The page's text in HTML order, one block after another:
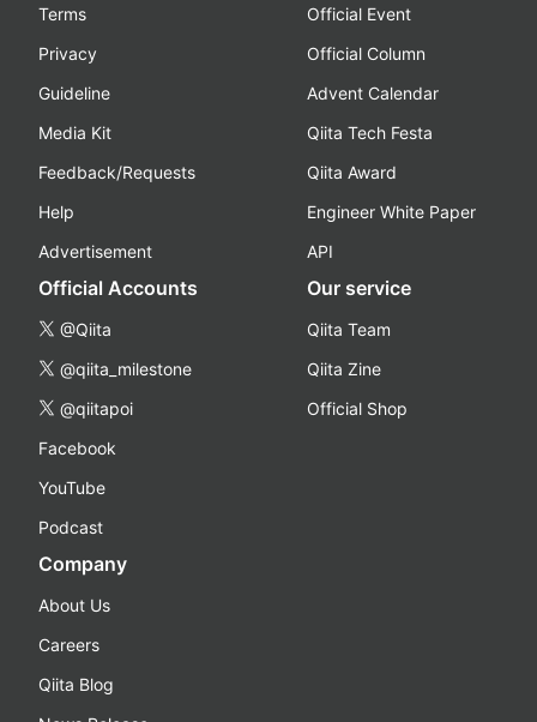
Terms
Privacy
Guideline
Media Kit
Feedback/Requests
Help
Advertisement
Official Event
Official Column
Advent Calendar
Qiita Tech Festa
Qiita Award
Engineer White Paper
API
Official Accounts
@Qiita
@qiita_milestone
@qiitapoi
Facebook
YouTube
Podcast
Our service
Qiita Team
Qiita Zine
Official Shop
Company
About Us
Careers
Qiita Blog